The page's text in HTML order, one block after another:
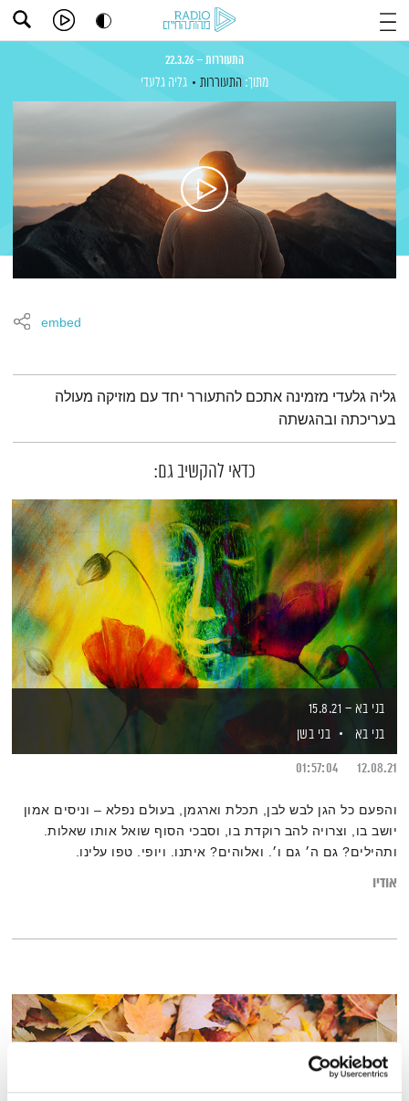
התעוררות – 22.3.26
מתוך: התעוררות גליה גלעדי
embed
תמצית הפודקאסט
גליה גלעדי מזמינה אתכם להתעורר יחד עם מוזיקה מעולה
בעריכתה ובהגשתה
כדאי להקשיב גם:
בני בא – 15.8.21
בני בא
בני בשן
12.08.21
01:57:04
והפעם כל הגן לבש לבן, תכלת וארגמן, בעולם נפלא – וניסים אמון
יושב בו, וצרויה להב רוקדת בו, וסבכי הסוף שואל אותו שאלות.
ותהילים? גם ה׳ גם ו׳. ואלוהים? איתנו. ויופי. טפו עלינו.
אודיו